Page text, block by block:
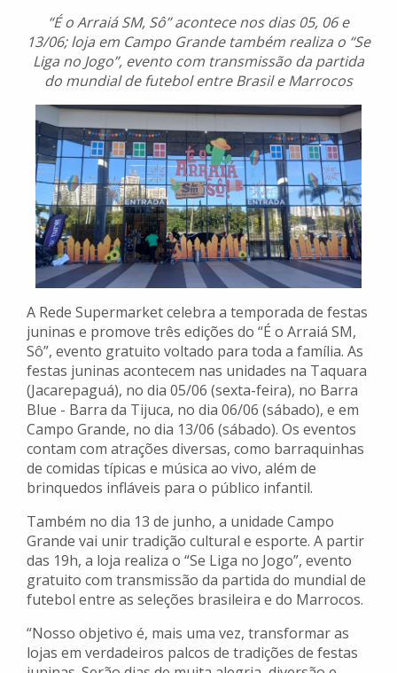
“É o Arraiá SM, Sô” acontece nos dias 05, 06 e
13/06; loja em Campo Grande também realiza o “Se
Liga no Jogo”, evento com transmissão da partida
do mundial de futebol entre Brasil e Marrocos
A Rede Supermarket celebra a temporada de festas
juninas e promove três edições do “É o Arraiá SM,
Sô”, evento gratuito voltado para toda a família. As
festas juninas acontecem nas unidades na Taquara
(Jacarepaguá), no dia 05/06 (sexta-feira), no Barra
Blue - Barra da Tijuca, no dia 06/06 (sábado), e em
Campo Grande, no dia 13/06 (sábado). Os eventos
contam com atrações diversas, como barraquinhas
de comidas típicas e música ao vivo, além de
brinquedos infláveis para o público infantil.
Também no dia 13 de junho, a unidade Campo
Grande vai unir tradição cultural e esporte. A partir
das 19h, a loja realiza o “Se Liga no Jogo”, evento
gratuito com transmissão da partida do mundial de
futebol entre as seleções brasileira e do Marrocos.
“Nosso objetivo é, mais uma vez, transformar as
lojas em verdadeiros palcos de tradições de festas